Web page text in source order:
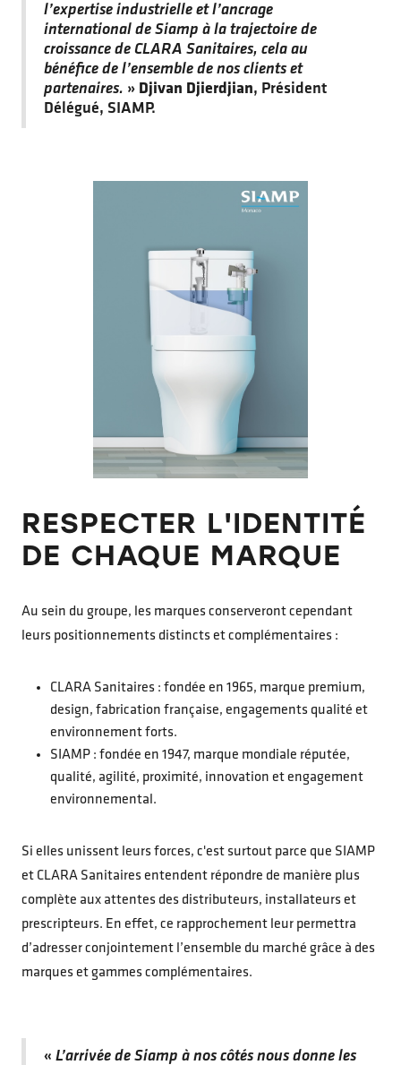
l’expertise industrielle et l’ancrage
international de Siamp à la trajectoire de
croissance de CLARA Sanitaires, cela au
bénéfice de l’ensemble de nos clients et
partenaires. » Djivan Djierdjian, Président
Délégué, SIAMP.
RESPECTER L'IDENTITÉ
DE CHAQUE MARQUE
Au sein du groupe, les marques conserveront cependant
leurs positionnements distincts et complémentaires :
CLARA Sanitaires : fondée en 1965, marque premium,
design, fabrication française, engagements qualité et
environnement forts.
SIAMP : fondée en 1947, marque mondiale réputée,
qualité, agilité, proximité, innovation et engagement
environnemental.
Si elles unissent leurs forces, c'est surtout parce que SIAMP
et CLARA Sanitaires entendent répondre de manière plus
complète aux attentes des distributeurs, installateurs et
prescripteurs. En effet, ce rapprochement leur permettra
d’adresser conjointement l’ensemble du marché grâce à des
marques et gammes complémentaires.
« L’arrivée de Siamp à nos côtés nous donne les